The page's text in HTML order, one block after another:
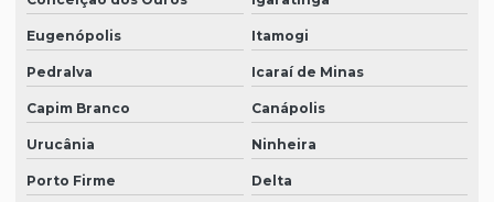
Eugenópolis Itamogi
Pedralva Icaraí de Minas
Capim Branco Canápolis
Urucânia Ninheira
Porto Firme Delta